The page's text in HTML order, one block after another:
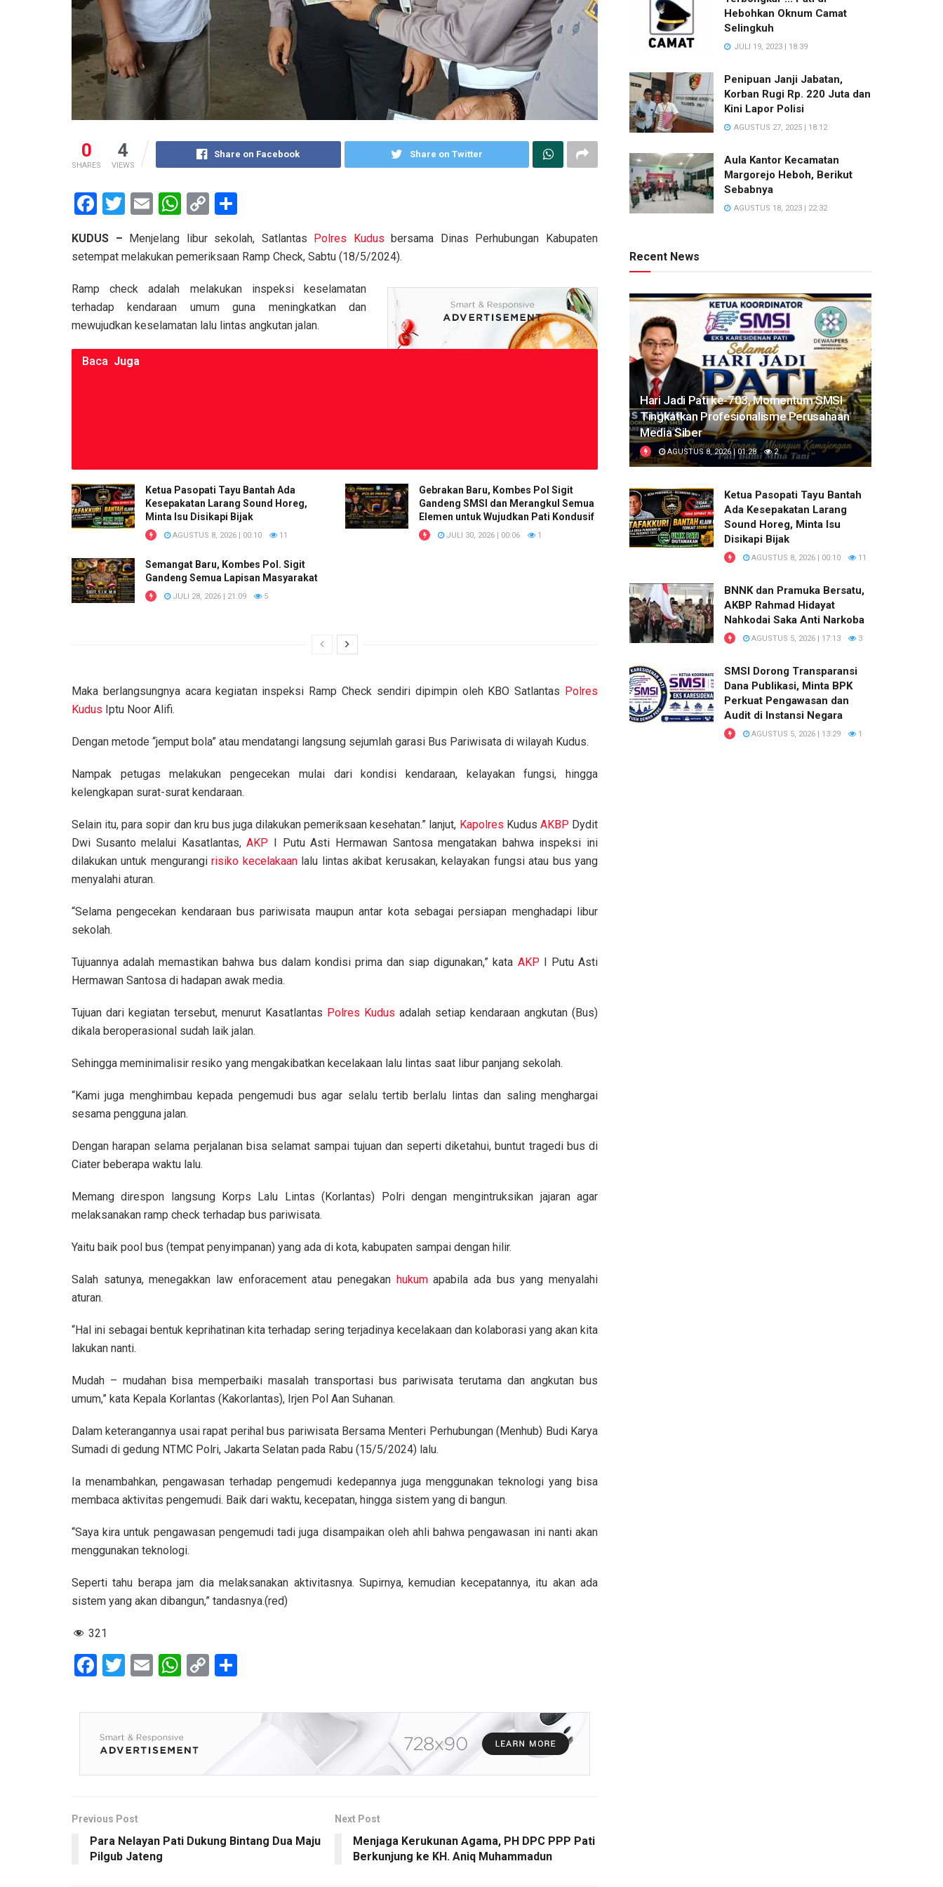
0
SHARES
4
VIEWS
Share on Facebook Share on Twitter
F
ce
b
o
o
k
T
tt
E
ail
W
at
A
p
p
C
py
n
k
ar
KUDUS – Menjelang libur sekolah, Satlantas Polres Kudus bersama Dinas Perhubungan Kabupaten
setempat melakukan pemeriksaan Ramp Check, Sabtu (18/5/2024).
Ramp check adalah melakukan inspeksi keselamatan
terhadap kendaraan umum guna meningkatkan dan
mewujudkan keselamatan lalu lintas angkutan jalan.
Baca Juga
Ketua Pasopati Tayu Bantah Ada
Kesepakatan Larang Sound Horeg,
Minta Isu Disikapi Bijak
AGUSTUS 8, 2026 | 00:10 11
Gebrakan Baru, Kombes Pol Sigit
Gandeng SMSI dan Merangkul Semua
Elemen untuk Wujudkan Pati Kondusif
JULI 30, 2026 | 00:06 1
Semangat Baru, Kombes Pol. Sigit
Gandeng Semua Lapisan Masyarakat
JULI 28, 2026 | 21:09 5
Maka berlangsungnya acara kegiatan inspeksi Ramp Check sendiri dipimpin oleh KBO Satlantas Polres
Kudus Iptu Noor Alifi.
Dengan metode “jemput bola” atau mendatangi langsung sejumlah garasi Bus Pariwisata di wilayah Kudus.
Nampak petugas melakukan pengecekan mulai dari kondisi kendaraan, kelayakan fungsi, hingga
kelengkapan surat-surat kendaraan.
Selain itu, para sopir dan kru bus juga dilakukan pemeriksaan kesehatan.” lanjut, Kapolres Kudus AKBP Dydit
Dwi Susanto melalui Kasatlantas,AKP I Putu Asti Hermawan Santosa mengatakan bahwa inspeksi ini
dilakukan untuk mengurangirisiko kecelakaanlalu lintas akibat kerusakan, kelayakan fungsi atau bus yang
menyalahi aturan.
“Selama pengecekan kendaraan bus pariwisata maupun antar kota sebagai persiapan menghadapi libur
sekolah.
Tujuannya adalah memastikan bahwa bus dalam kondisi prima dan siap digunakan,” kata AKP I Putu Asti
Hermawan Santosa di hadapan awak media.
Tujuan dari kegiatan tersebut, menurut Kasatlantas Polres Kudus adalah setiap kendaraan angkutan (Bus)
dikala beroperasional sudah laik jalan.
Sehingga meminimalisir resiko yang mengakibatkan kecelakaan lalu lintas saat libur panjang sekolah.
“Kami juga menghimbau kepada pengemudi bus agar selalu tertib berlalu lintas dan saling menghargai
sesama pengguna jalan.
Dengan harapan selama perjalanan bisa selamat sampai tujuan dan seperti diketahui, buntut tragedi bus di
Ciater beberapa waktu lalu.
Memang direspon langsung Korps Lalu Lintas (Korlantas) Polri dengan mengintruksikan jajaran agar
melaksanakan ramp check terhadap bus pariwisata.
Yaitu baik pool bus (tempat penyimpanan) yang ada di kota, kabupaten sampai dengan hilir.
Salah satunya, menegakkan law enforacement atau penegakan hukumapabila ada bus yang menyalahi
aturan.
“Hal ini sebagai bentuk keprihatinan kita terhadap sering terjadinya kecelakaan dan kolaborasi yang akan kita
lakukan nanti.
Mudah – mudahan bisa memperbaiki masalah transportasi bus pariwisata terutama dan angkutan bus
umum,” kata Kepala Korlantas (Kakorlantas), Irjen Pol Aan Suhanan.
Dalam keterangannya usai rapat perihal bus pariwisata Bersama Menteri Perhubungan (Menhub) Budi Karya
Sumadi di gedung NTMC Polri, Jakarta Selatan pada Rabu (15/5/2024) lalu.
Ia menambahkan, pengawasan terhadap pengemudi kedepannya juga menggunakan teknologi yang bisa
membaca aktivitas pengemudi. Baik dari waktu, kecepatan, hingga sistem yang di bangun.
“Saya kira untuk pengawasan pengemudi tadi juga disampaikan oleh ahli bahwa pengawasan ini nanti akan
menggunakan teknologi.
Seperti tahu berapa jam dia melaksanakan aktivitasnya. Supirnya, kemudian kecepatannya, itu akan ada
sistem yang akan dibangun,” tandasnya.(red)
321
F
ce
b
o
o
T
tt
er
E
ail
W
at
s
A
p
C
py
k
ar
Previous Post
Para Nelayan Pati Dukung Bintang Dua Maju
Pilgub Jateng
Next Post
Menjaga Kerukunan Agama, PH DPC PPP Pati
Berkunjung ke KH. Aniq Muhammadun
Hebohkan Oknum Camat
Selingkuh
JULI 19, 2023 | 18:39
Penipuan Janji Jabatan,
Korban Rugi Rp. 220 Juta dan
Kini Lapor Polisi
AGUSTUS 27, 2025 | 18:12
Aula Kantor Kecamatan
Margorejo Heboh, Berikut
Sebabnya
AGUSTUS 18, 2023 | 22:32
Recent News
Hari Jadi Pati ke-703, Momentum SMSI
Tingkatkan Profesionalisme Perusahaan
Media Siber
AGUSTUS 8, 2026 | 01:28 2
Ketua Pasopati Tayu Bantah
Ada Kesepakatan Larang
Sound Horeg, Minta Isu
Disikapi Bijak
AGUSTUS 8, 2026 | 00:10 11
BNNK dan Pramuka Bersatu,
AKBP Rahmad Hidayat
Nahkodai Saka Anti Narkoba
AGUSTUS 5, 2026 | 17:13 3
SMSI Dorong Transparansi
Dana Publikasi, Minta BPK
Perkuat Pengawasan dan
Audit di Instansi Negara
AGUSTUS 5, 2026 | 13:29 1